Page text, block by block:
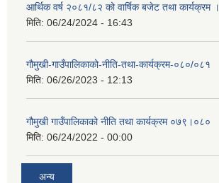
आर्थिक वर्ष २०८१/८२ को वार्षिक बजेट तथा कार्यक्रम ।
मिति: 06/24/2024 - 16:43
गौमुखी-गाउँपालिकाको-नीति-तथा-कार्यक्रम-०८०/०८१
मिति: 06/26/2023 - 12:13
गौमुखी गाउँपालिकाको नीति तथा कार्यक्रम ०७९।०८०
मिति: 06/24/2022 - 00:00
अन्य